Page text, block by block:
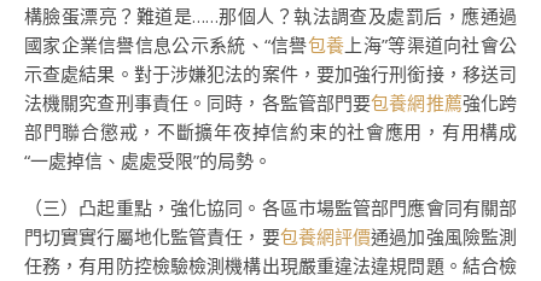
構臉蛋漂亮？難道是……那個人？執法調查及處罰后，應通過
國家企業信譽信息公示系統、“信譽包養 上海”等渠道向社會公
示查處結果。對于涉嫌犯法的案件，要加強行刑銜接，移送司
法機關究查刑事責任。同時，各監管部門要包養網推薦強化跨
部門聯合懲戒，不斷擴年夜掉信約束的社會應用，有用構成
“一處掉信、處處受限”的局勢。
（三）凸起重點，強化協同。各區市場監管部門應會同有關部
門切實實行屬地化監管責任，要包養網評價通過加強風險監測
任務，有用防控檢驗檢測機構出現嚴重違法違規問題。結合檢